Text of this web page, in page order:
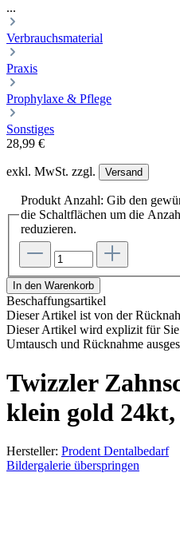
...
Verbrauchsmaterial
Praxis
Prophylaxe & Pflege
Sonstiges
28,99 €
exkl. MwSt. zzgl. Versand
Produkt Anzahl: Gib den
die Schaltflächen um die
reduzieren.
In den Warenkorb
Beschaffungsartikel
Dieser Artikel ist von der
Dieser Artikel wird explizit für
Umtausch und Rücknahme
Twizzler
klein gold
Hersteller: Prodent Dentalbedarf
Bildergalerie überspringen